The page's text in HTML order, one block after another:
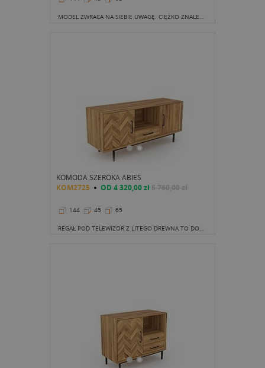
MODEL ZWRACA NA SIEBIE UWAGĘ. CIĘŻKO ZNALEŹĆ DRUGI TAKI SAM ZWŁASZCZA BIORĄC POD UWAGĘ UNIKATOWOŚĆ KAŻDEGO KAWAŁKA DREWNA.
KOMODA SZEROKA ABIES
KOM2725 OD 4 320,00 zł5 760,00 zł
144 45 65
REGAŁ POD TELEWIZOR Z LITEGO DREWNA TO DOBRA INWESTYCJA NIE TYLKO ZE WZGLĘDU NA NIEPODWAŻALNIE PIĘKNY WYGLĄD.